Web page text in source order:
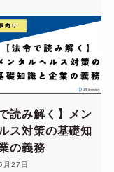
読み解く】メン
ス対策の基礎知
の義務
月27日